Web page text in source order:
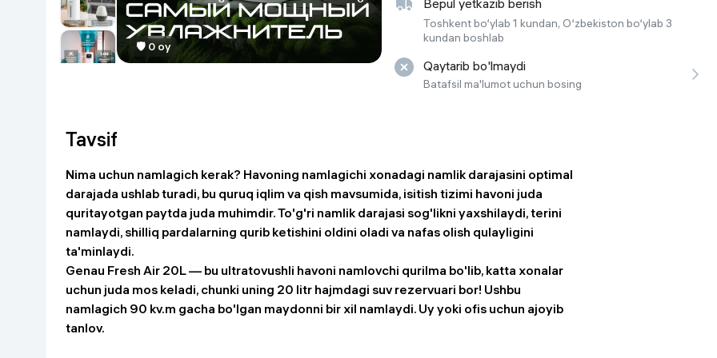
Go‘zallik va parvarish
Aqlli uy
Sport tovarlari
Avtotovarlar
Bolalar buyumlari
Qurilish va ta'mirlash
Zargarlik mahsulotlari
Virtual haqiqat ko'zoynaklari
Aqlli ko‘zoynaklar
🛡 0 oy
Bepul yetkazib berish
Toshkent bo‘ylab 1 kundan, O‘zbekiston bo‘ylab 3
kundan boshlab
Qaytarib bo'lmaydi
Batafsil ma'lumot uchun bosing
Tavsif
Nima uchun namlagich kerak? Havoning namlagichi xonadagi namlik darajasini optimal
darajada ushlab turadi, bu quruq iqlim va qish mavsumida, isitish tizimi havoni juda
quritayotgan paytda juda muhimdir. To'g'ri namlik darajasi sog'likni yaxshilaydi, terini
namlaydi, shilliq pardalarning qurib ketishini oldini oladi va nafas olish qulayligini
ta'minlaydi.
Genau Fresh Air 20L— bu ultratovushli havoni namlovchi qurilma bo'lib, katta xonalar
uchun juda mos keladi, chunki uning 20 litr hajmdagi suv rezervuari bor! Ushbu
namlagich 90 kv.m gacha bo'lgan maydonni bir xil namlaydi. Uy yoki ofis uchun ajoyib
tanlov.